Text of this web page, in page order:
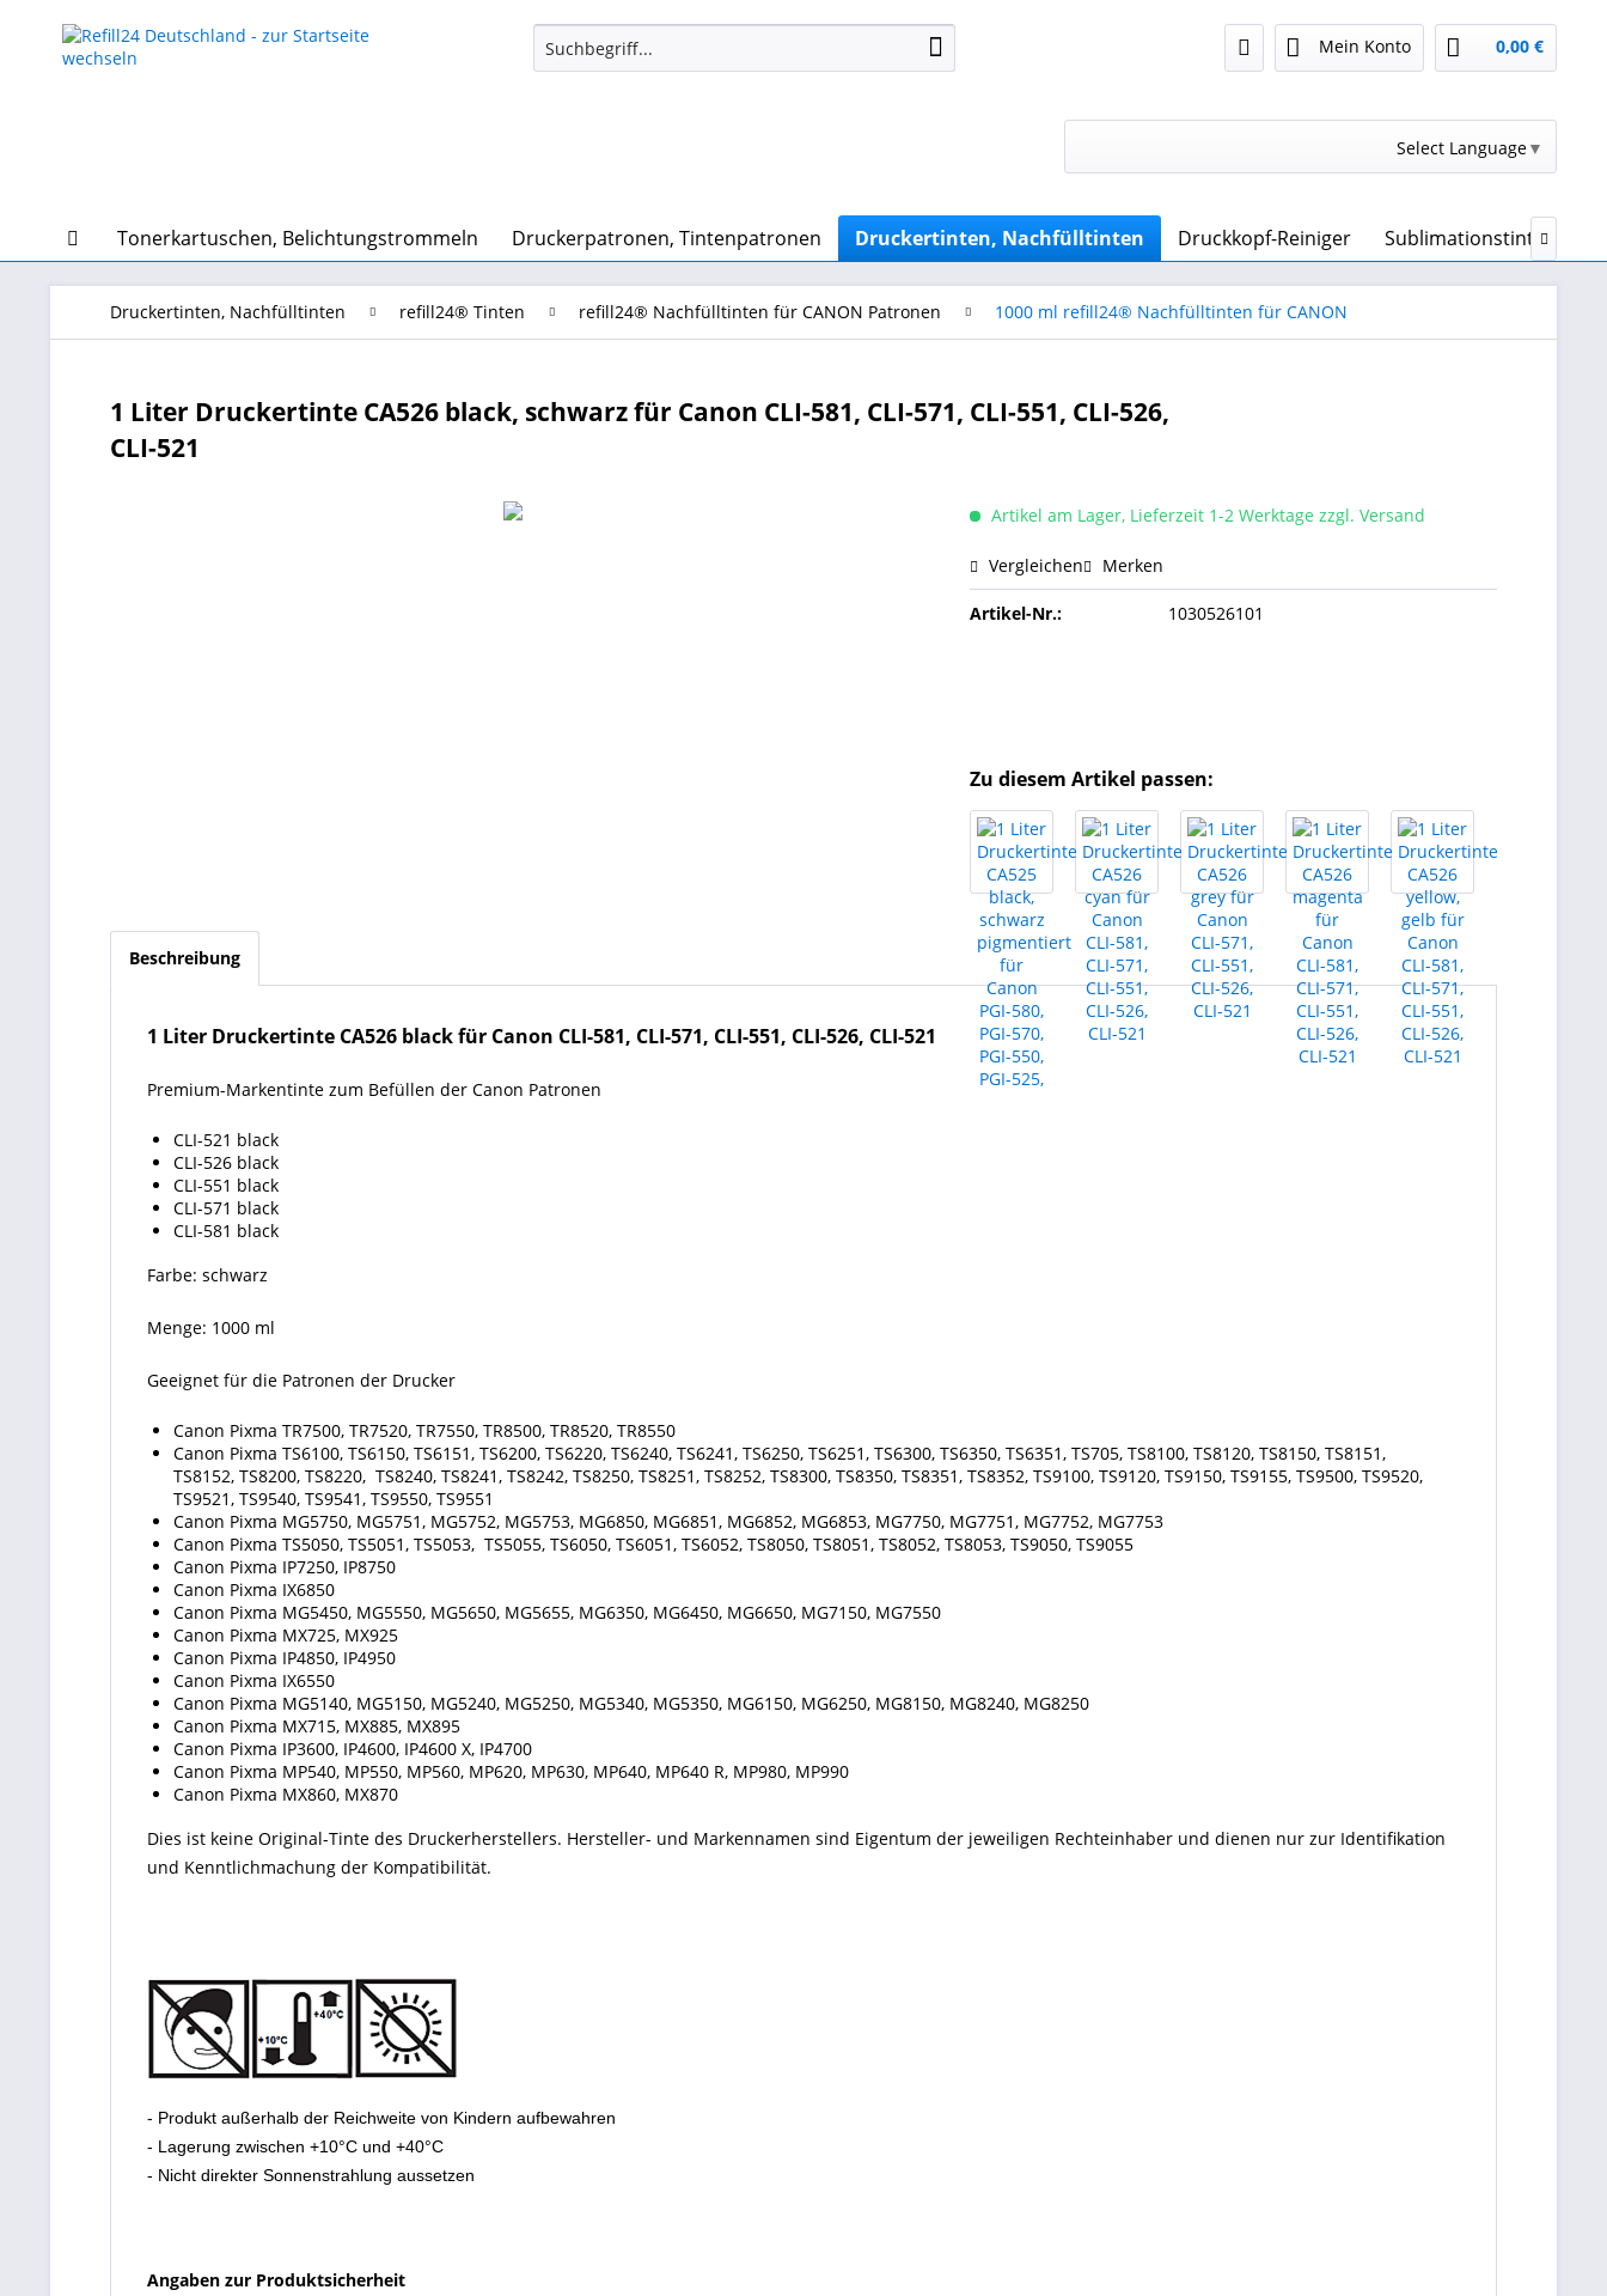
Mein Konto 0,00 €
Select Language▼
Tonerkartuschen, Belichtungstrommeln Druckerpatronen, Tintenpatronen Druckertinten, Nachfülltinten Druckkopf-Reiniger Sublimationstinte &

Druckertinten, Nachfülltinten refill24® Tinten refill24® Nachfülltinten für CANON Patronen 1000 ml refill24® Nachfülltinten für CANON
1 Liter Druckertinte CA526 black, schwarz für Canon CLI-581, CLI-571, CLI-551, CLI-526,
CLI-521
Artikel am Lager, Lieferzeit 1-2 Werktage zzgl. Versand
Vergleichen Merken
Artikel-Nr.: 1030526101
Zu diesem Artikel passen:
Beschreibung
1 Liter Druckertinte CA526 black für Canon CLI-581, CLI-571, CLI-551, CLI-526, CLI-521
Premium-Markentinte zum Befüllen der Canon Patronen
CLI-521 black
CLI-526 black
CLI-551 black
CLI-571 black
CLI-581 black
Farbe: schwarz
Menge: 1000 ml
Geeignet für die Patronen der Drucker
Canon Pixma TR7500, TR7520, TR7550, TR8500, TR8520, TR8550
Canon Pixma TS6100, TS6150, TS6151, TS6200, TS6220, TS6240, TS6241, TS6250, TS6251, TS6300, TS6350, TS6351, TS705, TS8100, TS8120, TS8150, TS8151,
TS8152, TS8200, TS8220, TS8240, TS8241, TS8242, TS8250, TS8251, TS8252, TS8300, TS8350, TS8351, TS8352, TS9100, TS9120, TS9150, TS9155, TS9500, TS9520,
TS9521, TS9540, TS9541, TS9550, TS9551
Canon Pixma MG5750, MG5751, MG5752, MG5753, MG6850, MG6851, MG6852, MG6853, MG7750, MG7751, MG7752, MG7753
Canon Pixma TS5050, TS5051, TS5053, TS5055, TS6050, TS6051, TS6052, TS8050, TS8051, TS8052, TS8053, TS9050, TS9055
Canon Pixma IP7250, IP8750
Canon Pixma IX6850
Canon Pixma MG5450, MG5550, MG5650, MG5655, MG6350, MG6450, MG6650, MG7150, MG7550
Canon Pixma MX725, MX925
Canon Pixma IP4850, IP4950
Canon Pixma IX6550
Canon Pixma MG5140, MG5150, MG5240, MG5250, MG5340, MG5350, MG6150, MG6250, MG8150, MG8240, MG8250
Canon Pixma MX715, MX885, MX895
Canon Pixma IP3600, IP4600, IP4600 X, IP4700
Canon Pixma MP540, MP550, MP560, MP620, MP630, MP640, MP640 R, MP980, MP990
Canon Pixma MX860, MX870
Dies ist keine Original-Tinte des Druckerherstellers. Hersteller- und Markennamen sind Eigentum der jeweiligen Rechteinhaber und dienen nur zur Identifikation
und Kenntlichmachung der Kompatibilität.
- Produkt außerhalb der Reichweite von Kindern aufbewahren
- Lagerung zwischen +10°C und +40°C
- Nicht direkter Sonnenstrahlung aussetzen
Angaben zur Produktsicherheit